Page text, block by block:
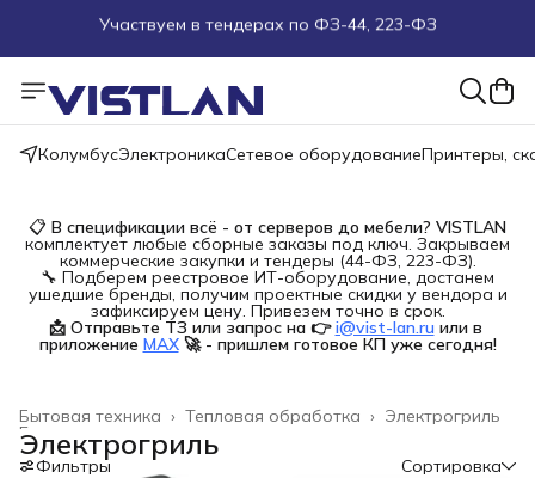
Поможем подобрать оборудование под ТЗ
Пуско-наладочные работы
Пришлите запрос на e-mail или в чат
КолумбусЭлектроникаСетевое оборудованиеПринтеры,
📋 В спецификации всё - от серверов до мебели? VISTLAN
комплектует любые сборные заказы под ключ. Закрываем
коммерческие закупки и тендеры (44-ФЗ, 223-ФЗ).
🔧 Подберем реестровое ИТ-оборудование, достанем
ушедшие бренды, получим проектные скидки у вендора и
зафиксируем цену. Привезем точно в срок.
📩 Отправьте ТЗ или запрос на 👉 i@vist-lan.ru или в
приложение MAX 🚀 - пришлем готовое КП уже сегодня!
Электрогриль
Тепловая обработка ›
Бытовая техника ›
Главная
Электрогриль
Фильтры Сортировка